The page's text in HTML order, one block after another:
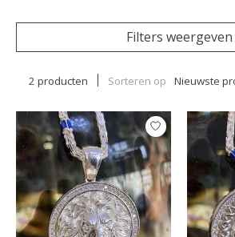
Filters weergeven
2 producten Sorteren op Nieuwste